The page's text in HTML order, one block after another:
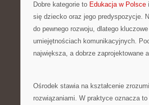
Dobre kategorie to Edukacja w Polsce
się dziecko oraz jego predyspozycje.
do pewnego rozwoju, dlatego
umiejętnościach komunikacyjnych.
największa, a dobrze zaprojektowane
Ośrodek stawia na kształcenie
rozwiązaniami. W praktyce oznacza